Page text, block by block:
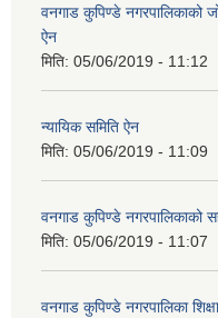
वनगाड कुपिण्डे नगरपालिकाको
ऐन
मिति: 05/06/2019 - 11:12
न्यायिक समिति ऐन
मिति: 05/06/2019 - 11:09
वनगाड कुपिण्डे नगरपालिकाको
मिति: 05/06/2019 - 11:07
वनगाड कुपिण्डे नगरपालिका